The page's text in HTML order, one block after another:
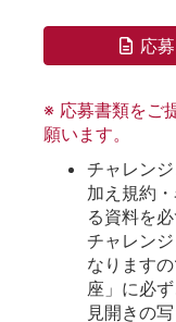
応
※ 応募書類をご
願います。
チャレン
加え規約
る資料を
チャレン
なります
座」に必
見開きの